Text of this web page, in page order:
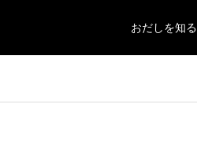
おだしを知る